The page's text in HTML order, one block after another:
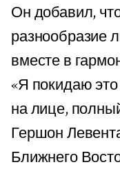
Он добавил,
разнообразие
вместе в
«Я покидаю
на лице,
Гершон
Ближнего